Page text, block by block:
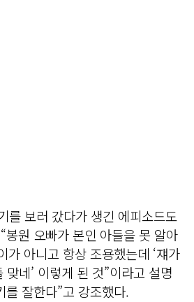
를 보러 갔다가 생긴 에피소드도
봉원 오빠가 본인 아들을 못 알아
가 아니고 항상 조용했는데 ‘쟤가
네’ 이렇게 된 것”이라고 설명
를 잘한다”고 강조했다.